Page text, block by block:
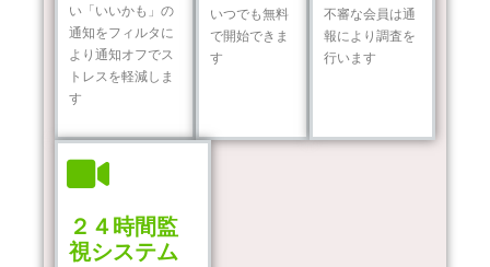
い「いいかも」の
通知をフィルタに
より通知オフでス
トレスを軽減しま
す
いつでも無料
で開始できま
す
不審な会員は通
報により調査を
行います
２４時間監
視システム